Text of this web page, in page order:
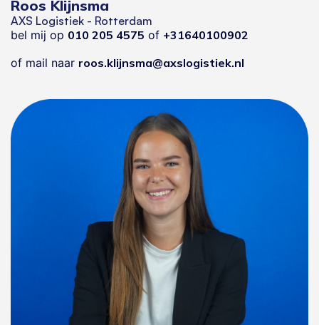
Roos Klijnsma
AXS Logistiek - Rotterdam
bel mij op 010 205 4575 of +31640100902
of mail naar roos.klijnsma@axslogistiek.nl